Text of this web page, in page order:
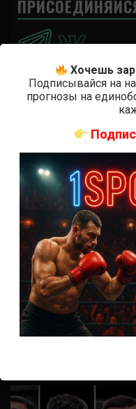
АнонимнокДоминик
А как смотреть с ноутбука?
Анонимно Расписание
Кусок говна ты, существом
АнонимнокКонор
УЧ
АнонимнокРэнди
не запускается ни один
заканчивается
Исправьте пожалуйста
Хочешь
Подписывайся на
прогнозы на